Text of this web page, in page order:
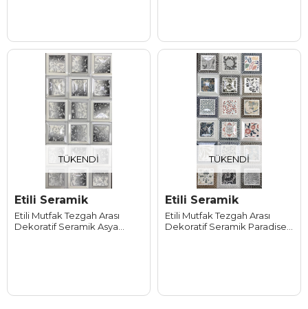
TÜKENDI
Etili Seramik
Etili Mutfak Tezgah Arası
Dekoratif Seramik Asya
TÜKENDI
Etili Seramik
Etili Mutfak Tezgah Arası
Dekoratif Seramik Paradise